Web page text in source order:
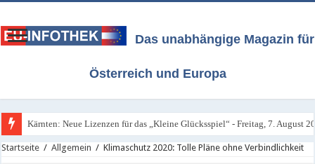
Das unabhängige Magazin für
Österreich und Europa
Kärnten: Neue Lizenzen für das „Kleine Glücksspiel“ - Freitag, 7. August
Startseite / Allgemein / Klimaschutz 2020: Tolle Pläne ohne Verbindlichkeit